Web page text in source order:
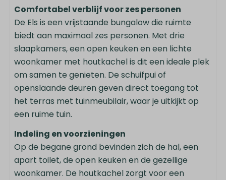
Verwarming & Verkoeling
Centrale verwarming
Houtkachel
Keuken
Filter koffieapparaat
Eethoek
Waterkoker: Elektrische waterkoker
Koelkast: Met vriesvak
Inductie kookplaat: 4-pits
Keukengerei
Combi-magnetron
Comfortabel verblijf voor zes personen
De Els is een vrijstaande bungalow die ruimte
biedt aan maximaal zes personen. Met drie
slaapkamers, een open keuken en een lichte
woonkamer met houtkachel is dit een ideale plek
om samen te genieten. De schuifpui of
openslaande deuren geven direct toegang tot
het terras met tuinmeubilair, waar je uitkijkt op
een ruime tuin.
Indeling en voorzieningen
Op de begane grond bevinden zich de hal, een
apart toilet, de open keuken en de gezellige
woonkamer. De houtkachel zorgt voor een